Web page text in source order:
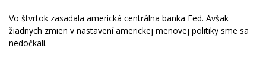
Vo štvrtok zasadala americká centrálna banka Fed. Avšak
žiadnych zmien v nastavení americkej menovej politiky sme sa
nedočkali.